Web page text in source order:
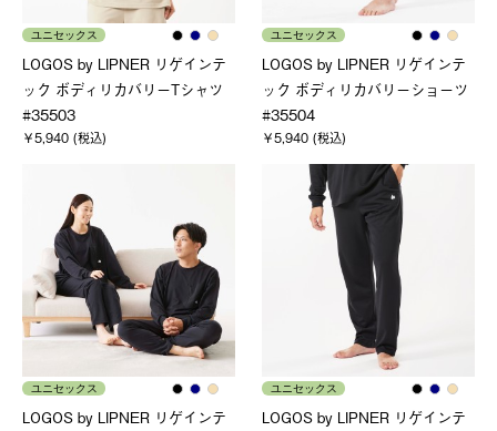
ユニセックス
LOGOS by LIPNER リゲインテ
ック ボディリカバリーTシャツ
#35503
￥5,940 (税込)
ユニセックス
LOGOS by LIPNER リゲインテ
ック ボディリカバリーショーツ
#35504
￥5,940 (税込)
ユニセックス
LOGOS by LIPNER リゲインテ
ユニセックス
LOGOS by LIPNER リゲインテ